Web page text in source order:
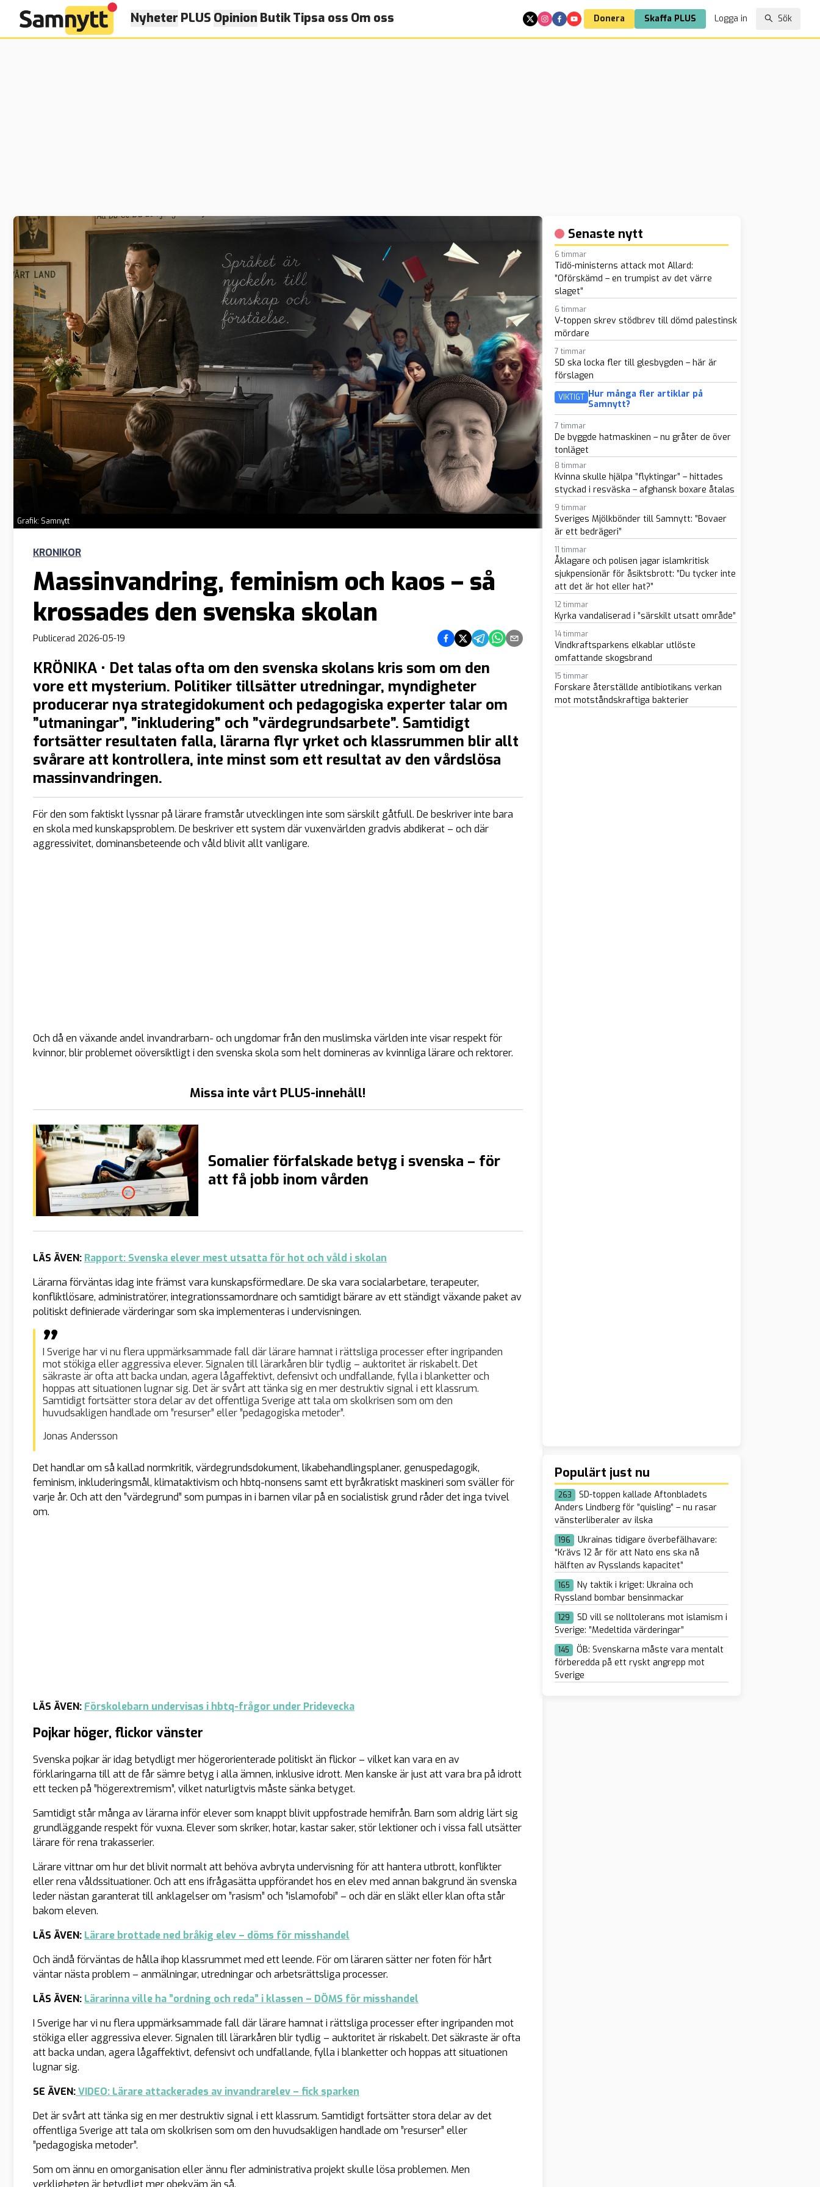
Nyheter PLUS Opinion ButikTipsa oss Om oss Donera Skaffa PLUS Logga in Sök
Grafik: Samnytt
KRONIKOR
Massinvandring, feminism och kaos – så
krossades den svenska skolan
Publicerad 2026-05-19 Dela på Facebook
Dela på Twitter
Dela på Telegram
Dela på Whatsapp
Dela via e-post
KRÖNIKA • Det talas ofta om den svenska skolans kris som om den
vore ett mysterium. Politiker tillsätter utredningar, myndigheter
producerar nya strategidokument och pedagogiska experter talar om
”utmaningar”, ”inkludering” och ”värdegrundsarbete”. Samtidigt
fortsätter resultaten falla, lärarna flyr yrket och klassrummen blir allt
svårare att kontrollera, inte minst som ett resultat av den vårdslösa
massinvandringen.
För den som faktiskt lyssnar på lärare framstår utvecklingen inte som särskilt gåtfull. De beskriver inte bara
en skola med kunskapsproblem. De beskriver ett system där vuxenvärlden gradvis abdikerat – och där
aggressivitet, dominansbeteende och våld blivit allt vanligare.
Och då en växande andel invandrarbarn- och ungdomar från den muslimska världen inte visar respekt för
kvinnor, blir problemet oöversiktligt i den svenska skola som helt domineras av kvinnliga lärare och rektorer.
Missa inte vårt PLUS-innehåll!
Somalier förfalskade betyg i svenska – för
att få jobb inom vården
LÄS ÄVEN: Rapport: Svenska elever mest utsatta för hot och våld i skolan
Lärarna förväntas idag inte främst vara kunskapsförmedlare. De ska vara socialarbetare, terapeuter,
konfliktlösare, administratörer, integrationssamordnare och samtidigt bärare av ett ständigt växande paket av
politiskt definierade värderingar som ska implementeras i undervisningen.
I Sverige har vi nu flera uppmärksammade fall där lärare hamnat i rättsliga processer efter ingripanden
mot stökiga eller aggressiva elever. Signalen till lärarkåren blir tydlig – auktoritet är riskabelt. Det
säkraste är ofta att backa undan, agera lågaffektivt, defensivt och undfallande, fylla i blanketter och
hoppas att situationen lugnar sig. Det är svårt att tänka sig en mer destruktiv signal i ett klassrum.
Samtidigt fortsätter stora delar av det offentliga Sverige att tala om skolkrisen som om den
huvudsakligen handlade om ”resurser” eller ”pedagogiska metoder”.
Jonas Andersson
Det handlar om så kallad normkritik, värdegrundsdokument, likabehandlingsplaner, genuspedagogik,
feminism, inkluderingsmål, klimataktivism och hbtq-nonsens samt ett byråkratiskt maskineri som sväller för
varje år. Och att den ”värdegrund” som pumpas in i barnen vilar på en socialistisk grund råder det inga tvivel
om.
LÄS ÄVEN: Förskolebarn undervisas i hbtq-frågor under Pridevecka
Pojkar höger, flickor vänster
Svenska pojkar är idag betydligt mer högerorienterade politiskt än flickor – vilket kan vara en av
förklaringarna till att de får sämre betyg i alla ämnen, inklusive idrott. Men kanske är just att vara bra på idrott
ett tecken på ”högerextremism”, vilket naturligtvis måste sänka betyget.
Samtidigt står många av lärarna inför elever som knappt blivit uppfostrade hemifrån. Barn som aldrig lärt sig
grundläggande respekt för vuxna. Elever som skriker, hotar, kastar saker, stör lektioner och i vissa fall utsätter
lärare för rena trakasserier.
Lärare vittnar om hur det blivit normalt att behöva avbryta undervisning för att hantera utbrott, konflikter
eller rena våldssituationer. Och att ens ifrågasätta uppförandet hos en elev med annan bakgrund än svenska
leder nästan garanterat till anklagelser om ”rasism” och ”islamofobi” – och där en släkt eller klan ofta står
bakom eleven.
LÄS ÄVEN: Lärare brottade ned bråkig elev – döms för misshandel
Och ändå förväntas de hålla ihop klassrummet med ett leende. För om läraren sätter ner foten för hårt
väntar nästa problem – anmälningar, utredningar och arbetsrättsliga processer.
LÄS ÄVEN: Lärarinna ville ha ”ordning och reda” i klassen – DÖMS för misshandel
I Sverige har vi nu flera uppmärksammade fall där lärare hamnat i rättsliga processer efter ingripanden mot
stökiga eller aggressiva elever. Signalen till lärarkåren blir tydlig – auktoritet är riskabelt. Det säkraste är ofta
att backa undan, agera lågaffektivt, defensivt och undfallande, fylla i blanketter och hoppas att situationen
lugnar sig.
SE ÄVEN:VIDEO: Lärare attackerades av invandrarelev – fick sparken
Det är svårt att tänka sig en mer destruktiv signal i ett klassrum. Samtidigt fortsätter stora delar av det
offentliga Sverige att tala om skolkrisen som om den huvudsakligen handlade om ”resurser” eller
”pedagogiska metoder”.
Som om ännu en omorganisation eller ännu fler administrativa projekt skulle lösa problemen. Men
verkligheten är betydligt mer obekväm än så.
Senaste nytt
6 timmar
Tidö-ministerns attack mot Allard:
”Oförskämd – en trumpist av det värre
slaget”
6 timmar
V-toppen skrev stödbrev till dömd palestinsk
mördare
7 timmar
SD ska locka fler till glesbygden – här är
förslagen
VIKTIGT Hur många fler artiklar på
Samnytt?
7 timmar
De byggde hatmaskinen – nu gråter de över
tonläget
8 timmar
Kvinna skulle hjälpa ”flyktingar” – hittades
styckad i resväska – afghansk boxare åtalas
9 timmar
Sveriges Mjölkbönder till Samnytt: ”Bovaer
är ett bedrägeri”
11 timmar
Åklagare och polisen jagar islamkritisk
sjukpensionär för åsiktsbrott: ”Du tycker inte
att det är hot eller hat?”
12 timmar
Kyrka vandaliserad i ”särskilt utsatt område”
14 timmar
Vindkraftsparkens elkablar utlöste
omfattande skogsbrand
15 timmar
Forskare återställde antibiotikans verkan
mot motståndskraftiga bakterier
Populärt just nu
263
SD-toppen kallade Aftonbladets
Anders Lindberg för ”quisling” – nu rasar
vänsterliberaler av ilska
196
Ukrainas tidigare överbefälhavare:
“Krävs 12 år för att Nato ens ska nå
hälften av Rysslands kapacitet”
165
Ny taktik i kriget: Ukraina och
Ryssland bombar bensinmackar
129
SD vill se nolltolerans mot islamism i
Sverige: ”Medeltida värderingar”
145
ÖB: Svenskarna måste vara mentalt
förberedda på ett ryskt angrepp mot
Sverige